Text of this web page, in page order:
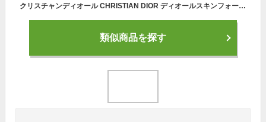
クリスチャンディオール CHRISTIAN DIOR ディオールスキンフォーエヴァーコンパクトナチュラルベルベット 10g#2N ニュートラル【140g】 誕生日 プレゼント ギフト
類似商品を探す